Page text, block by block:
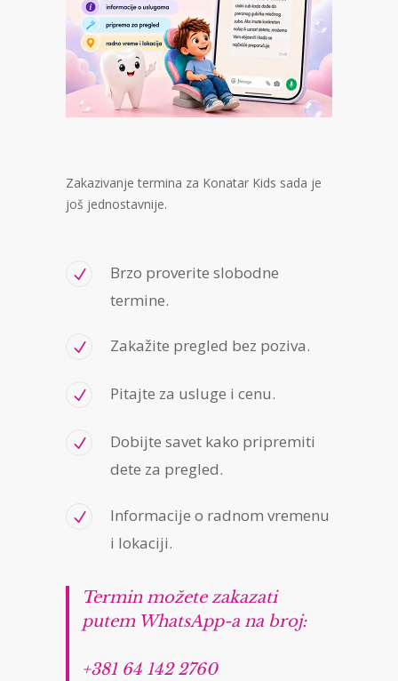
Zakazivanje termina za Konatar Kids sada je
još jednostavnije.
Brzo proverite slobodne
termine.
Zakažite pregled bez poziva.
Pitajte za usluge i cenu.
Dobijte savet kako pripremiti
dete za pregled.
Informacije o radnom vremenu
i lokaciji.
Termin možete zakazati
putem WhatsApp-a na broj:
+381 64 142 2760